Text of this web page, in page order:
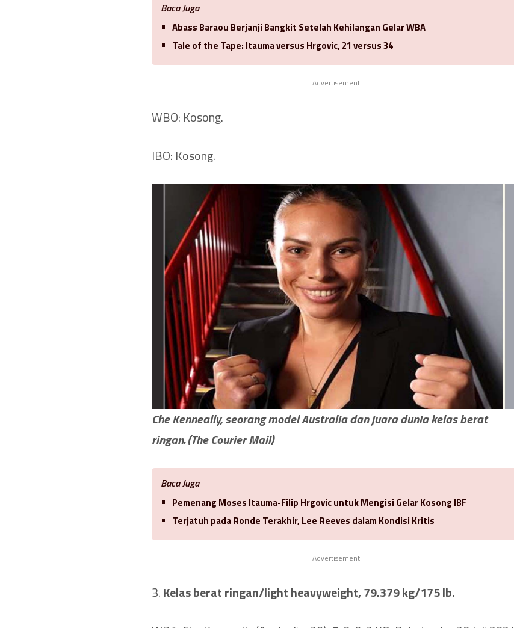
Baca Juga
Abass Baraou Berjanji Bangkit Setelah Kehilangan Gelar WBA
Tale of the Tape: Itauma versus Hrgovic, 21 versus 34
Advertisement
WBO: Kosong.
IBO: Kosong.
Che Kenneally, seorang model Australia dan juara dunia kelas berat
ringan. (The Courier Mail)
Baca Juga
Pemenang Moses Itauma-Filip Hrgovic untuk Mengisi Gelar Kosong IBF
Terjatuh pada Ronde Terakhir, Lee Reeves dalam Kondisi Kritis
Advertisement
3.Kelas berat ringan/light heavyweight, 79.379 kg/175 lb.